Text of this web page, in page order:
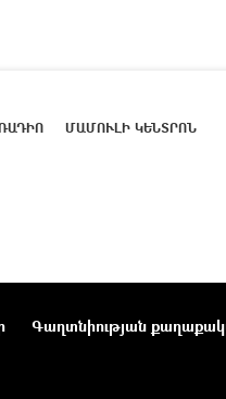
ՄԱՄՈՒԼԻ ԿԵՆՏՐՈՆ
Գաղտնիության